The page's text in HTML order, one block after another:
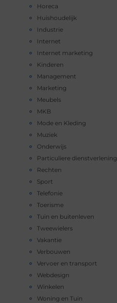
Horeca
Huishoudelijk
Industrie
Internet
Internet marketing
Kinderen
Management
Marketing
Meubels
MKB
Mode en Kleding
Muziek
Onderwijs
Particuliere dienstverlening
Rechten
Sport
Telefonie
Toerisme
Tuin en buitenleven
Tweewielers
Vakantie
Verbouwen
Vervoer en transport
Webdesign
Winkelen
Woning en Tuin